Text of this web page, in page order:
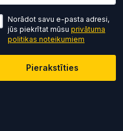
Norādot savu e-pasta adresi,
jūs piekrītat mūsu privātuma
politikas noteikumiem
Pierakstīties